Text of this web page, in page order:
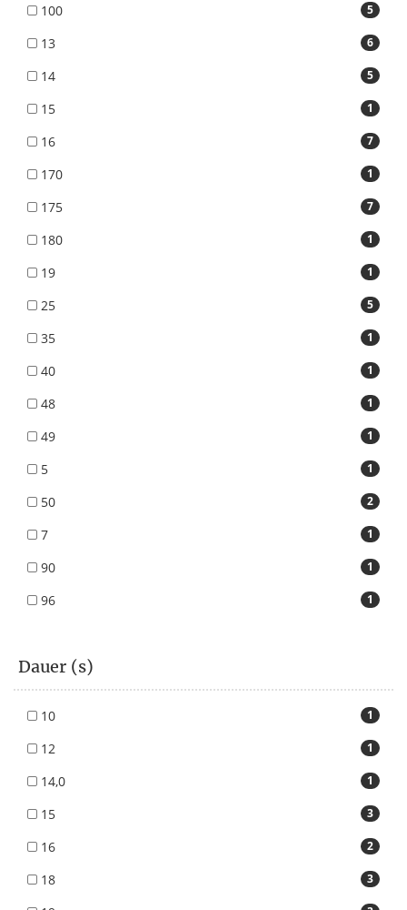
5
100
6
13
5
14
1
15
7
16
1
170
7
175
1
180
1
19
5
25
1
35
1
40
1
48
1
49
1
5
2
50
1
7
1
90
1
96
Dauer (s)
1
10
1
12
1
14,0
3
15
2
16
3
18